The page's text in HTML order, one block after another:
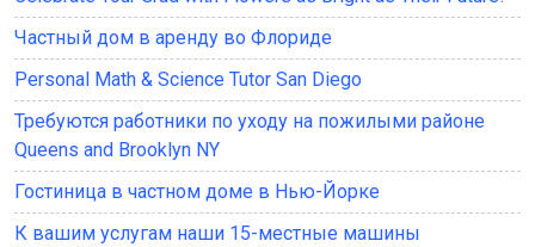
Частный дом в аренду во Флориде
Personal Math & Science Tutor San Diego
Требуются работники по уходу на пожилыми районе
Queens and Brooklyn NY
Гостиница в частном доме в Нью-Йорке
К вашим услугам наши 15-местные машины